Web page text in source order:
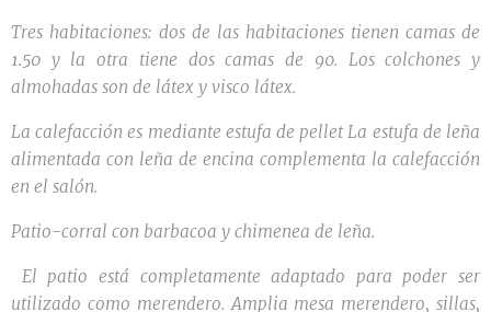
Tres habitaciones: dos de las habitaciones tienen camas de
1.50 y la otra tiene dos camas de 90. Los colchones y
almohadas son de látex y visco látex.
La calefacción es mediante estufa de pellet La estufa de leña
alimentada con leña de encina complementa la calefacción
en el salón.
Patio-corral con barbacoa y chimenea de leña.
El patio está completamente adaptado para poder ser
utilizado como merendero. Amplia mesa merendero, sillas,